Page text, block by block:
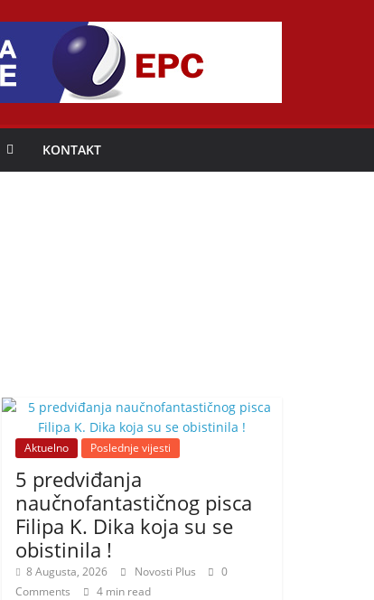
KONTAKT
Aktuelno Poslednje vijesti
5 predviđanja
naučnofantastičnog pisca
Filipa K. Dika koja su se
obistinila !
8 Augusta, 2026 Novosti Plus
0
Comments
4 min read